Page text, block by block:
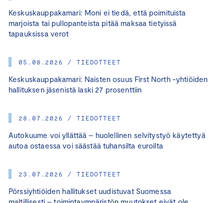
Keskuskauppakamari: Moni ei tiedä, että poimituista
marjoista tai pullopanteista pitää maksaa tietyissä
tapauksissa verot
05.08.2026 / TIEDOTTEET
Keskuskauppakamari: Naisten osuus First North -yhtiöiden
hallituksen jäsenistä laski 27 prosenttiin
28.07.2026 / TIEDOTTEET
Autokuume voi yllättää – huolellinen selvitystyö käytettyä
autoa ostaessa voi säästää tuhansilta euroilta
23.07.2026 / TIEDOTTEET
Pörssiyhtiöiden hallitukset uudistuvat Suomessa